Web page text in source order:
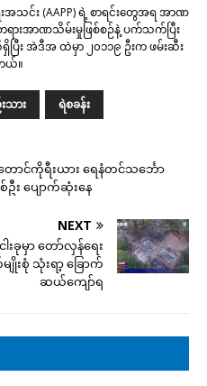
းအသင်း (AAPP) ရဲ့ စာရင်းတွေအရ အာဏ
ားအာဏသိမ်းမှုဖြစ်စဉ်နဲ့ ပက်သက်ပြီး
ပြီး အဲဒီအ ထဲမှာ ၂၀၁၁၉ ဦးက ဖမ်းဆီး
ယ်။
သား ရဲစခန်း
ောင်ကိုရီးယား ရေနံတင်သင်္ဘော
ဦး ပျောက်ဆုံးနေ
NEXT
ခုမှာ တော်လှန်ရေး
းစုံ သုံးရာ့ ခြောက်
ဆယ်ကျော်ရ